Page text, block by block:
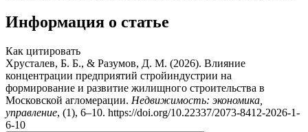
Информация о статье
Как цитировать
Хрусталев, Б. Б., & Разумов, Д. М. (2026). Влияние
концентрации предприятий стройиндустрии на
формирование и развитие жилищного строительства в
Московской агломерации. Недвижимость: экономика,
управление, (1), 6–10. https://doi.org/10.22337/2073-8412-2026-1-
6-10